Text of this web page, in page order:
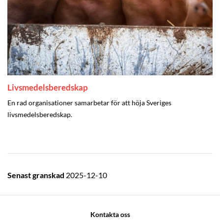
Livsmedelsberedskap
En rad organisationer samarbetar för att höja Sveriges
livsmedelsberedskap.
Senast granskad 2025-12-10
Kontakta oss